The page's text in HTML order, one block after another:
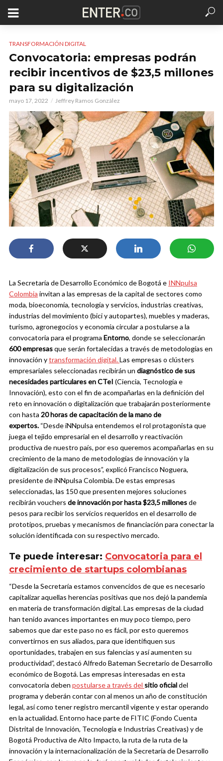
TRANSFORMACIÓN DIGITAL
Convocatoria: empresas podrán
recibir incentivos de $23,5 millones
para su digitalización
mayo 17, 2022 Jeffrey Ramos González
La Secretaría de Desarrollo Económico de Bogotá e INNpulsa
Colombia invitan a las empresas de la capital de sectores como
moda, bioeconomía, tecnología y servicios, industrias creativas,
industrias del movimiento (bici y autopartes), muebles y maderas,
turismo, agronegocios y economía circular a postularse a la
convocatoria para el programa Entorno, donde se seleccionarán
600 empresasque serán fortalecidas a través de metodologías en
innovación ytransformación digital.Las empresas o clústers
empresariales seleccionadas recibirán un diagnóstico de sus
necesidades particulares en CTeI (Ciencia, Tecnología e
Innovación), esto con el fin de acompañarlas en la definición del
reto en innovación o digitalización que trabajarán posteriormente
con hasta 20 horas de capacitación de la mano de
expertos. “Desde iNNpulsa entendemos el rol protagonista que
juega el tejido empresarial en el desarrollo y reactivación
productiva de nuestro país, por eso queremos acompañarlas en su
crecimiento de la mano de metodologías de innovación y la
digitalización de sus procesos”, explicó Francisco Noguera,
presidente de iNNpulsa Colombia.De estas empresas
seleccionadas, las 150 que presenten mejores soluciones
recibirán vouchers de innovación por hasta $23,5 millonesde
pesos para recibir los servicios requeridos en el desarrollo de
prototipos, pruebas y mecanismos de financiación para conectar la
solución identificada con su respectivo mercado.
Te puede interesar: Convocatoria para el
crecimiento de startups colombianas
“Desde la Secretaría estamos convencidos de que es necesario
capitalizar aquellas herencias positivas que nos dejó la pandemia
en materia de transformación digital. Las empresas de la ciudad
han tenido avances importantes en muy poco tiempo, pero
sabemos que dar este paso no es fácil, por esto queremos
convertirnos en sus aliados, para que identifiquen sus
oportunidades, trabajen en sus falencias y así aumenten su
productividad”, destacó Alfredo Bateman Secretario de Desarrollo
económico de Bogotá.Las empresas interesadas en esta
convocatoria deben postularse a través del sitio oficialdel
programa y deberán contar con al menos un año de constitución
legal, así como tener registro mercantil vigente y estar operando
en la actualidad.Entorno hace parte de FITIC (Fondo Cuenta
Distrital de Innovación, Tecnología e Industrias Creativas) y de
Bogotá Productiva de Alto Impacto, la ruta de la ruta de la
innovación y la internacionalización de la Secretaría de Desarrollo